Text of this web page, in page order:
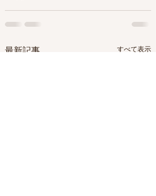
最新記事 すべて表示